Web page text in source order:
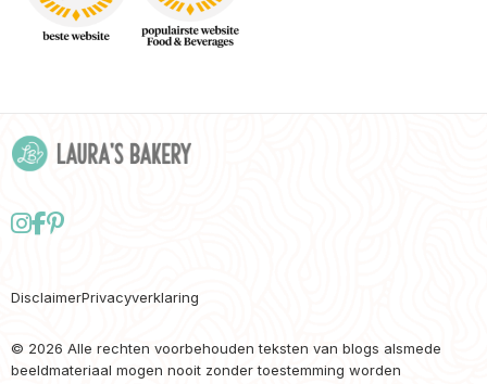
Follow
on
Delen
Facebook
Pinterest
DisclaimerPrivacyverklaring
© 2026 Alle rechten voorbehouden teksten van blogs alsmede
beeldmateriaal mogen nooit zonder toestemming worden